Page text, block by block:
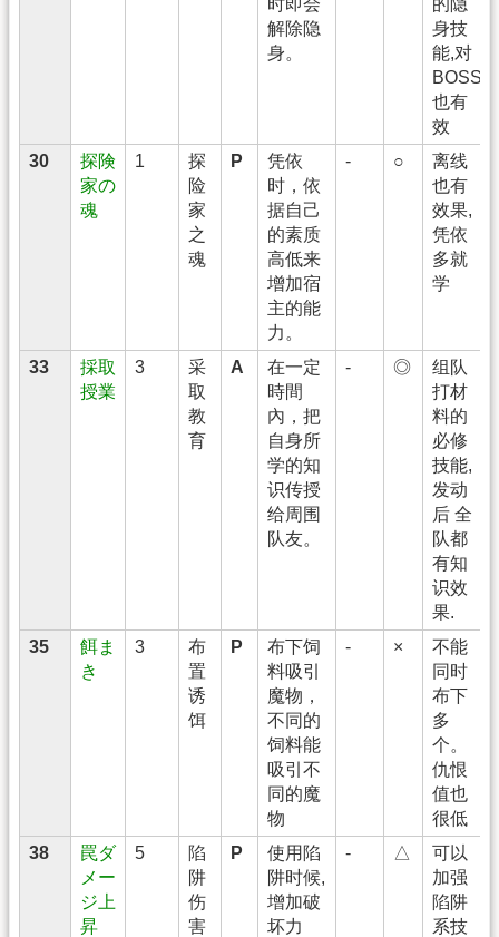
解除隐
身。
身技
能,对
BOSS
也有
效
30
探険
家の
魂
1
探
险
家
之
魂
P
凭依
时，依
据自己
的素质
高低来
增加宿
主的能
力。
- ○
离线
也有
效果,
凭依
多就
学
33
採取
授業
3
采
取
教
育
A
在一定
時間
內，把
自身所
学的知
识传授
给周围
队友。
- ◎
组队
打材
料的
必修
技能,
发动
后 全
队都
有知
识效
果.
35
餌ま
き
3
布
置
诱
饵
P
布下饲
料吸引
魔物，
不同的
饲料能
吸引不
同的魔
物
- ×
不能
同时
布下
多
个。
仇恨
值也
很低
38
罠ダ
メー
ジ上
昇
5
陷
阱
伤
害
P
使用陷
阱时候,
增加破
坏力
- △
可以
加强
陷阱
系技